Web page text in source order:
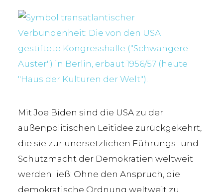
Mit Joe Biden sind die USA zu der
außenpolitischen Leitidee zurückgekehrt,
die sie zur unersetzlichen Führungs- und
Schutzmacht der Demokratien weltweit
werden ließ: Ohne den Anspruch, die
demokratische Ordnung weltweit zu